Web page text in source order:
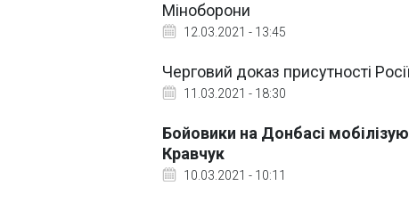
Міноборони
12.03.2021 - 13:45
Черговий доказ присутності
11.03.2021 - 18:30
Бойовики на Донбасі
Кравчук
10.03.2021 - 10:11